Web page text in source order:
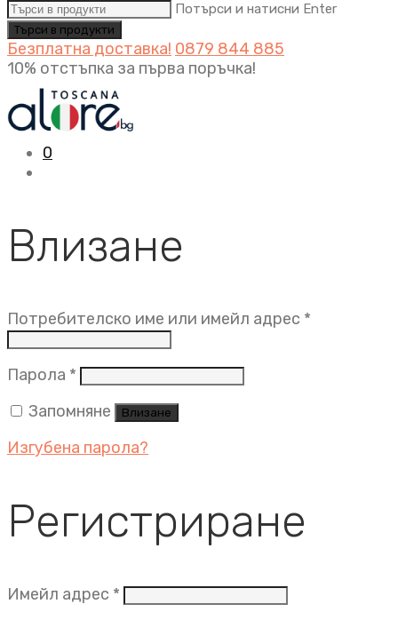
Потърси и натисни Enter
Безплатна доставка! 0879 844 885
10% отстъпка за първа поръчка!
0
Влизане
Потребителско име или имейл адрес *
Парола * Задължително
Запомняне
Влизане
Изгубена парола?
Регистриране
Имейл адрес * Задължително